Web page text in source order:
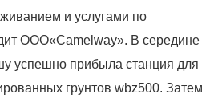
и услугами по
ООО«Camelway». В середине
успешно прибыла станция для
грунтов wbz500. Затем